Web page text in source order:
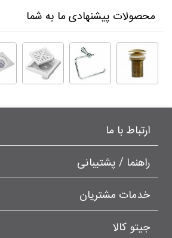
محصولات پیشنهادی ما به شما
ارتباط با ما
راهنما / پشتیبانی
خدمات مشتریان
جیتو کالا